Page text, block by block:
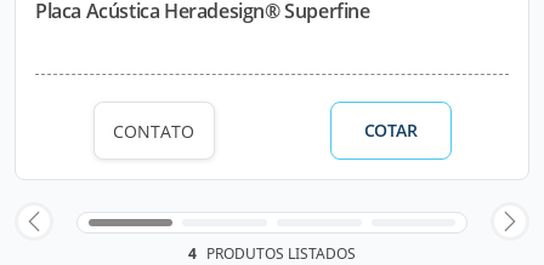
Placa Acústica Heradesign® Superfine
CONTATO COTAR
4 PRODUTOS LISTADOS